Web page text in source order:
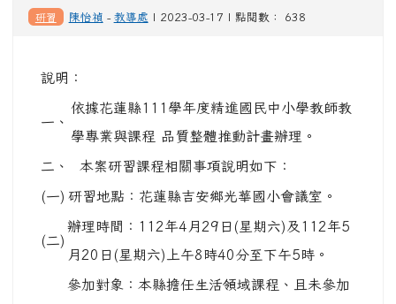
研習 陳怡禎 - 教導處 | 2023-03-17 | 點閱數： 638
說明：
一、
依據花蓮縣111學年度精進國民中小學教師教
學專業與課程 品質整體推動計畫辦理。
二、 本案研習課程相關事項說明如下：
(一) 研習地點：花蓮縣吉安鄉光華國小會議室。
(二)
辦理時間：112年4月29日(星期六)及112年5
月20日(星期六)上午8時40分至下午5時。
參加對象：本縣擔任生活領域課程、且未參加